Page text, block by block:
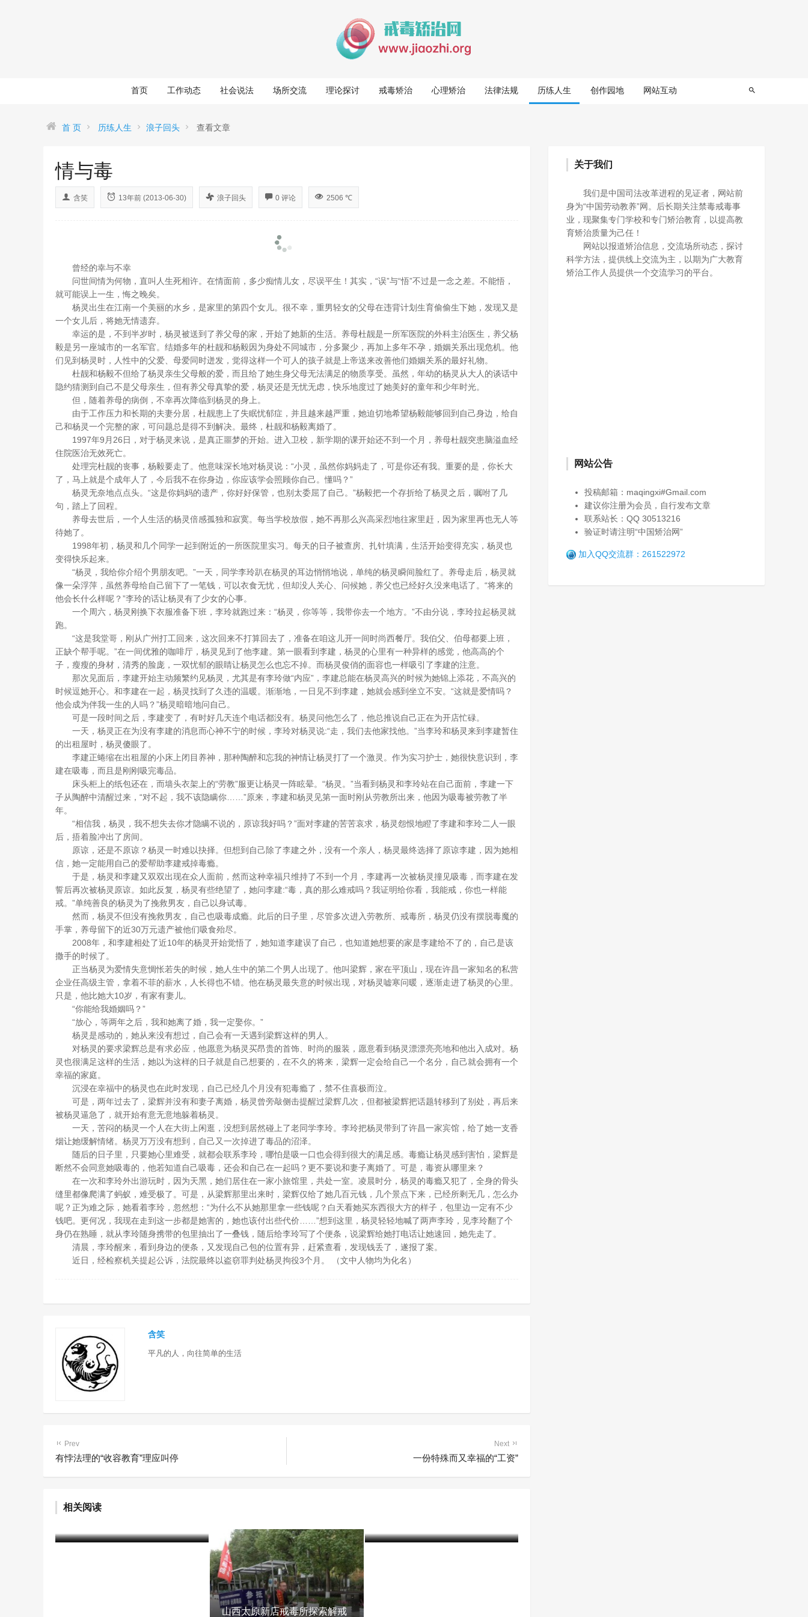
首页 工作动态 社会说法 场所交流 理论探讨 戒毒矫治 心理矫治 法律法规 历练人生 创作园地 网站互动
首 页 历练人生 浪子回头 查看文章
情与毒
含笑 13年前 (2013-06-30) 浪子回头 0 评论 2506 ℃
曾经的幸与不幸
问世间情为何物，直叫人生死相许。在情面前，多少痴情儿女，尽误平生！其实，“误”与“悟”不过是一念之差。不能悟，
就可能误上一生，悔之晚矣。
杨灵出生在江南一个美丽的水乡，是家里的第四个女儿。很不幸，重男轻女的父母在违背计划生育偷偷生下她，发现又是
一个女儿后，将她无情遗弃。
幸运的是，不到半岁时，杨灵被送到了养父母的家，开始了她新的生活。养母杜靓是一所军医院的外科主治医生，养父杨
毅是另一座城市的一名军官。结婚多年的杜靓和杨毅因为身处不同城市，分多聚少，再加上多年不孕，婚姻关系出现危机。他
们见到杨灵时，人性中的父爱、母爱同时迸发，觉得这样一个可人的孩子就是上帝送来改善他们婚姻关系的最好礼物。
杜靓和杨毅不但给了杨灵亲生父母般的爱，而且给了她生身父母无法满足的物质享受。虽然，年幼的杨灵从大人的谈话中
隐约猜测到自己不是父母亲生，但有养父母真挚的爱，杨灵还是无忧无虑，快乐地度过了她美好的童年和少年时光。
但，随着养母的病倒，不幸再次降临到杨灵的身上。
由于工作压力和长期的夫妻分居，杜靓患上了失眠忧郁症，并且越来越严重，她迫切地希望杨毅能够回到自己身边，给自
己和杨灵一个完整的家，可问题总是得不到解决。最终，杜靓和杨毅离婚了。
1997年9月26日，对于杨灵来说，是真正噩梦的开始。进入卫校，新学期的课开始还不到一个月，养母杜靓突患脑溢血经
住院医治无效死亡。
处理完杜靓的丧事，杨毅要走了。他意味深长地对杨灵说：“小灵，虽然你妈妈走了，可是你还有我。重要的是，你长大
了，马上就是个成年人了，今后我不在你身边，你应该学会照顾你自己。懂吗？”
杨灵无奈地点点头。“这是你妈妈的遗产，你好好保管，也别太委屈了自己。”杨毅把一个存折给了杨灵之后，嘱咐了几
句，踏上了回程。
养母去世后，一个人生活的杨灵倍感孤独和寂寞。每当学校放假，她不再那么兴高采烈地往家里赶，因为家里再也无人等
待她了。
1998年初，杨灵和几个同学一起到附近的一所医院里实习。每天的日子被查房、扎针填满，生活开始变得充实，杨灵也
变得快乐起来。
“杨灵，我给你介绍个男朋友吧。”一天，同学李玲趴在杨灵的耳边悄悄地说，单纯的杨灵瞬间脸红了。养母走后，杨灵就
像一朵浮萍，虽然养母给自己留下了一笔钱，可以衣食无忧，但却没人关心、问候她，养父也已经好久没来电话了。“将来的
他会长什么样呢？”李玲的话让杨灵有了少女的心事。
一个周六，杨灵刚换下衣服准备下班，李玲就跑过来：“杨灵，你等等，我带你去一个地方。”不由分说，李玲拉起杨灵就
跑。
“这是我堂哥，刚从广州打工回来，这次回来不打算回去了，准备在咱这儿开一间时尚西餐厅。我伯父、伯母都要上班，
正缺个帮手呢。”在一间优雅的咖啡厅，杨灵见到了他李建。第一眼看到李建，杨灵的心里有一种异样的感觉，他高高的个
子，瘦瘦的身材，清秀的脸庞，一双忧郁的眼睛让杨灵怎么也忘不掉。而杨灵俊俏的面容也一样吸引了李建的注意。
那次见面后，李建开始主动频繁约见杨灵，尤其是有李玲做“内应”，李建总能在杨灵高兴的时候为她锦上添花，不高兴的
时候逗她开心。和李建在一起，杨灵找到了久违的温暖。渐渐地，一日见不到李建，她就会感到坐立不安。“这就是爱情吗？
他会成为伴我一生的人吗？”杨灵暗暗地问自己。
可是一段时间之后，李建变了，有时好几天连个电话都没有。杨灵问他怎么了，他总推说自己正在为开店忙碌。
一天，杨灵正在为没有李建的消息而心神不宁的时候，李玲对杨灵说:“走，我们去他家找他。”当李玲和杨灵来到李建暂住
的出租屋时，杨灵傻眼了。
李建正蜷缩在出租屋的小床上闭目养神，那种陶醉和忘我的神情让杨灵打了一个激灵。作为实习护士，她很快意识到，李
建在吸毒，而且是刚刚吸完毒品。
床头柜上的纸包还在，而墙头衣架上的“劳教”服更让杨灵一阵眩晕。“杨灵。”当看到杨灵和李玲站在自己面前，李建一下
子从陶醉中清醒过来，“对不起，我不该隐瞒你……”原来，李建和杨灵见第一面时刚从劳教所出来，他因为吸毒被劳教了半
年。
“相信我，杨灵，我不想失去你才隐瞒不说的，原谅我好吗？”面对李建的苦苦哀求，杨灵怨恨地瞪了李建和李玲二人一眼
后，捂着脸冲出了房间。
原谅，还是不原谅？杨灵一时难以抉择。但想到自己除了李建之外，没有一个亲人，杨灵最终选择了原谅李建，因为她相
信，她一定能用自己的爱帮助李建戒掉毒瘾。
于是，杨灵和李建又双双出现在众人面前，然而这种幸福只维持了不到一个月，李建再一次被杨灵撞见吸毒，而李建在发
誓后再次被杨灵原谅。如此反复，杨灵有些绝望了，她问李建:“毒，真的那么难戒吗？我证明给你看，我能戒，你也一样能
戒。”单纯善良的杨灵为了挽救男友，自己以身试毒。
然而，杨灵不但没有挽救男友，自己也吸毒成瘾。此后的日子里，尽管多次进入劳教所、戒毒所，杨灵仍没有摆脱毒魔的
手掌，养母留下的近30万元遗产被他们吸食殆尽。
2008年，和李建相处了近10年的杨灵开始觉悟了，她知道李建误了自己，也知道她想要的家是李建给不了的，自己是该
撒手的时候了。
正当杨灵为爱情失意惆怅若失的时候，她人生中的第二个男人出现了。他叫梁辉，家在平顶山，现在许昌一家知名的私营
企业任高级主管，拿着不菲的薪水，人长得也不错。他在杨灵最失意的时候出现，对杨灵嘘寒问暖，逐渐走进了杨灵的心里。
只是，他比她大10岁，有家有妻儿。
“你能给我婚姻吗？”
“放心，等两年之后，我和她离了婚，我一定娶你。”
杨灵是感动的，她从来没有想过，自己会有一天遇到梁辉这样的男人。
对杨灵的要求梁辉总是有求必应，他愿意为杨灵买昂贵的首饰、时尚的服装，愿意看到杨灵漂漂亮亮地和他出入成对。杨
灵也很满足这样的生活，她以为这样的日子就是自己想要的，在不久的将来，梁辉一定会给自己一个名分，自己就会拥有一个
幸福的家庭。
沉浸在幸福中的杨灵也在此时发现，自己已经几个月没有犯毒瘾了，禁不住喜极而泣。
可是，两年过去了，梁辉并没有和妻子离婚，杨灵曾旁敲侧击提醒过梁辉几次，但都被梁辉把话题转移到了别处，再后来
被杨灵逼急了，就开始有意无意地躲着杨灵。
一天，苦闷的杨灵一个人在大街上闲逛，没想到居然碰上了老同学李玲。李玲把杨灵带到了许昌一家宾馆，给了她一支香
烟让她缓解情绪。杨灵万万没有想到，自己又一次掉进了毒品的沼泽。
随后的日子里，只要她心里难受，就都会联系李玲，哪怕是吸一口也会得到很大的满足感。毒瘾让杨灵感到害怕，梁辉是
断然不会同意她吸毒的，他若知道自己吸毒，还会和自己在一起吗？更不要说和妻子离婚了。可是，毒资从哪里来？
在一次和李玲外出游玩时，因为天黑，她们居住在一家小旅馆里，共处一室。凌晨时分，杨灵的毒瘾又犯了，全身的骨头
缝里都像爬满了蚂蚁，难受极了。可是，从梁辉那里出来时，梁辉仅给了她几百元钱，几个景点下来，已经所剩无几，怎么办
呢？正为难之际，她看着李玲，忽然想：“为什么不从她那里拿一些钱呢？白天看她买东西很大方的样子，包里边一定有不少
钱吧。更何况，我现在走到这一步都是她害的，她也该付出些代价……”想到这里，杨灵轻轻地喊了两声李玲，见李玲翻了个
身仍在熟睡，就从李玲随身携带的包里抽出了一叠钱，随后给李玲写了个便条，说梁辉给她打电话让她速回，她先走了。
清晨，李玲醒来，看到身边的便条，又发现自己包的位置有异，赶紧查看，发现钱丢了，遂报了案。
近日，经检察机关提起公诉，法院最终以盗窃罪判处杨灵拘役3个月。 （文中人物均为化名）
含笑
平凡的人，向往简单的生活
Prev
有悖法理的“收容教育”理应叫停
Next
一份特殊而又幸福的“工资”
相关阅读
成功开起网店
山西太原新店戒毒所探索解戒
关于我们
我们是中国司法改革进程的见证者，网站前
身为“中国劳动教养”网。后长期关注禁毒戒毒事
业，现聚集专门学校和专门矫治教育，以提高教
育矫治质量为己任！
网站以报道矫治信息，交流场所动态，探讨
科学方法，提供线上交流为主，以期为广大教育
矫治工作人员提供一个交流学习的平台。
网站公告
投稿邮箱：maqingxi#Gmail.com
建议你注册为会员，自行发布文章
联系站长：QQ 30513216
验证时请注明“中国矫治网”
加入QQ交流群：261522972